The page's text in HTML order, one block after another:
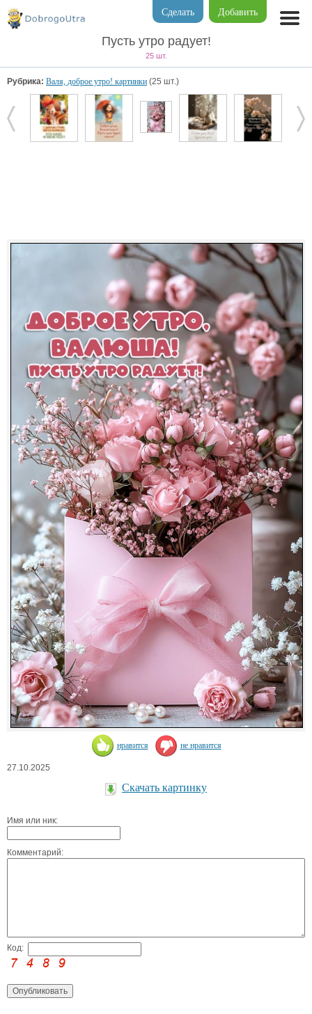
Добавить
Сделать
Пусть утро радует!
25 шт.
Рубрика: Валя, доброе утро! картинки (25 шт.)
нравится не нравится
27.10.2025
Скачать картинку
Имя или ник:
Комментарий:
Код: